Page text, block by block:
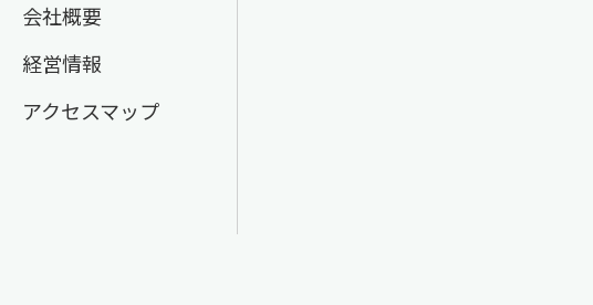
会社概要
経営情報
アクセスマップ